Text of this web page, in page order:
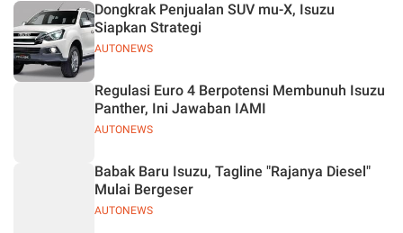
AUTONEWS
Dongkrak Penjualan SUV mu-X, Isuzu
Siapkan Strategi
AUTONEWS
Regulasi Euro 4 Berpotensi Membunuh Isuzu
Panther, Ini Jawaban IAMI
AUTONEWS
Babak Baru Isuzu, Tagline "Rajanya Diesel"
Mulai Bergeser